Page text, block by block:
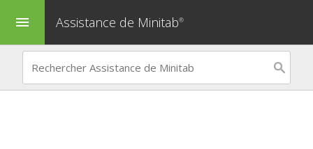
menu Assistance de Minitab®